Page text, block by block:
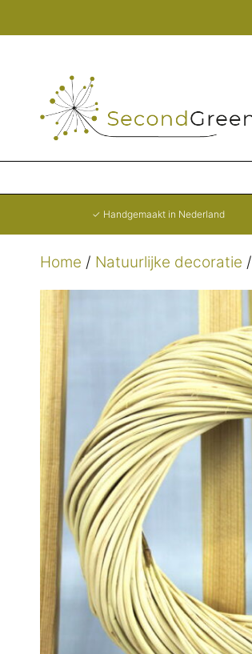
naar
✓ Handgemaakt in Nederland
Home / Natuurlijke decoratie /